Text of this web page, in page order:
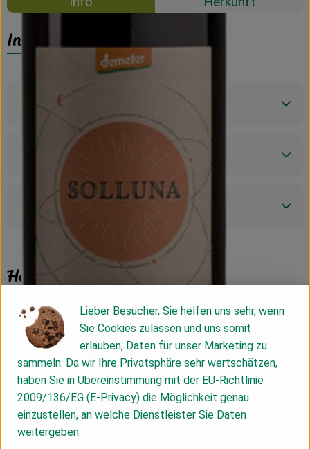
Info
Produktinformationen
Zutaten
Herkunft
Hersteller: Albet i Noya - San Pau d´Ordal
Italien
Lieber Besucher, Sie helfen uns sehr, wenn
Sie Cookies zulassen und uns somit
erlauben, Daten für unser Marketing zu
sammeln. Da wir Ihre Privatsphäre sehr wertschätzen,
haben Sie in Übereinstimmung mit der EU-Richtlinie
2009/136/EG (E-Privacy) die Möglichkeit genau
einzustellen, an welche Dienstleister Sie Daten
weitergeben.